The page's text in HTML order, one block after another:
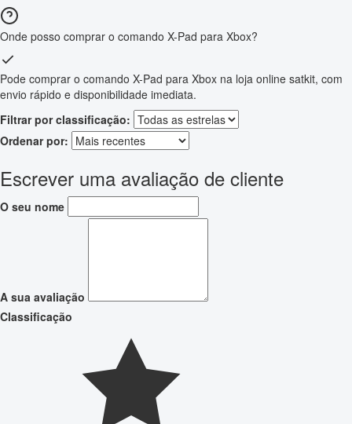
Onde posso comprar o comando X-Pad para Xbox?
Pode comprar o comando X-Pad para Xbox na loja online satkit, com
envio rápido e disponibilidade imediata.
Filtrar por classificação:
Ordenar por:
Escrever uma avaliação de cliente
O seu nome
A sua avaliação
Classificação